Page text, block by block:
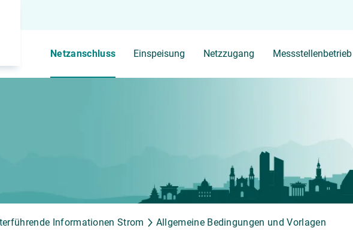
Netzanschluss Einspeisung Netzzugang Messstellenbetrieb
Informationen Strom Allgemeine Bedingungen und Vorlagen